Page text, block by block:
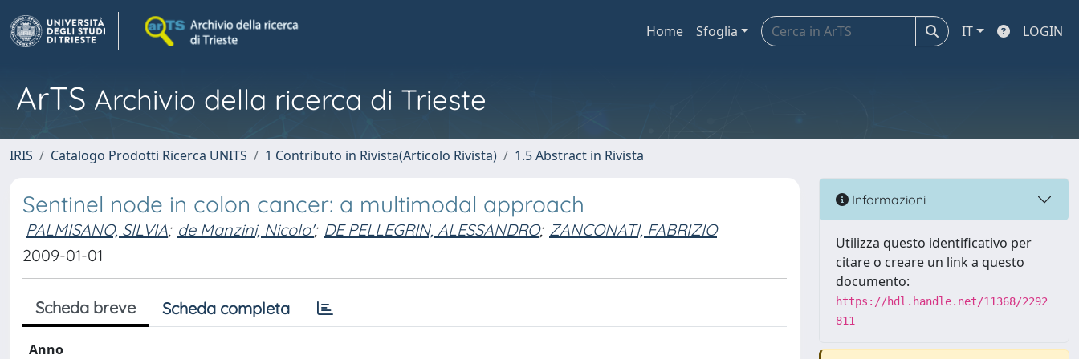
Home Sfoglia IT LOGIN
ArTS Archivio della ricerca di Trieste
IRIS Catalogo Prodotti Ricerca UNITS 1 Contributo in Rivista(Articolo Rivista) 1.5 Abstract in Rivista
Sentinel node in colon cancer: a multimodal approach
PALMISANO, SILVIA; de Manzini, Nicolo'; DE PELLEGRIN, ALESSANDRO; ZANCONATI, FABRIZIO
2009-01-01
Scheda breve Scheda completa
Anno
Informazioni
Utilizza questo identificativo per
citare o creare un link a questo
documento:
https://hdl.handle.net/11368/2292
811